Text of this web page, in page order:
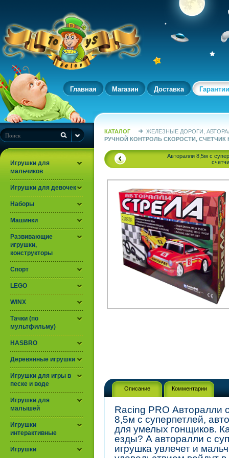
Главная Магазин Доставка Гарантии
Игрушки для
мальчиков
Игрушки для девочек
Наборы
Машинки
Развивающие
игрушки,
конструкторы
Спорт
LEGO
WINX
Тачки (по
мультфильму)
HASBRO
Деревянные игрушки
Игрушки для игры в
песке и воде
Игрушки для
малышей
Игрушки
интерактивные
Игрушки
КАТАЛОГ
ЖЕЛЕЗНЫЕ ДОРОГИ,
РУЧНОЙ КОНТРОЛЬ СКОРОСТИ, СЧЕТЧИК
Авторалли 8,5м c
Описание Комментарии
Racing PRO Авторалли
8,5м c суперпетлей,
для умелых гонщиков.
езды? А авторалли с
игрушка увлечет и